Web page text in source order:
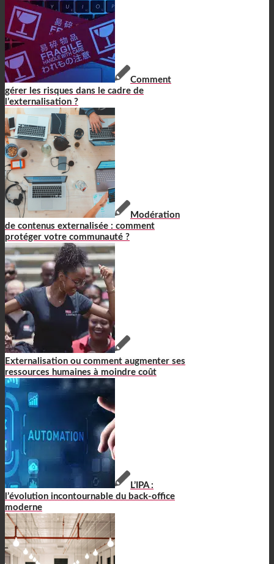
Comment
gérer les risques dans le cadre de
l’externalisation ?
Modération
de contenus externalisée : comment
protéger votre communauté ?
Externalisation ou comment augmenter ses
ressources humaines à moindre coût
L’IPA :
l’évolution incontournable du back-office
moderne